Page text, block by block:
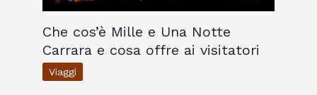
Che cos’è Mille e Una Notte
Carrara e cosa offre ai visitatori
Viaggi